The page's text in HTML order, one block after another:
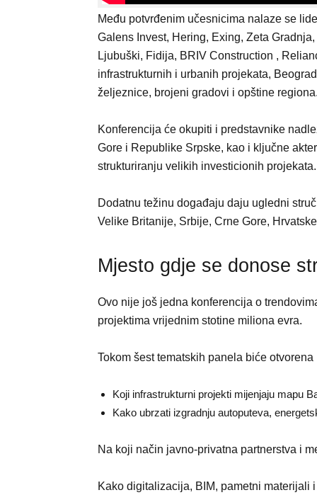
Među potvrđenim učesnicima nalaze se
Galens Invest, Hering, Exing, Zeta
Ljubuški, Fidija, BRIV Construction ,
infrastrukturnih i urbanih projekata,
željeznice, brojeni gradovi i opštine
Konferencija će okupiti i predstavnike
Gore i Republike Srpske, kao i ključne
strukturiranju velikih investicionih projekata.
Dodatnu težinu događaju daju ugledni
Velike Britanije, Srbije, Crne Gore,
Mjesto gdje se donose
Ovo nije još jedna konferencija o
projektima vrijednim stotine miliona evra.
Tokom šest tematskih panela biće
Koji infrastrukturni projekti mijenjaju mapu
Kako ubrzati izgradnju autoputeva,
Na koji način javno-privatna partnerstva i
Kako digitalizacija, BIM, pametni